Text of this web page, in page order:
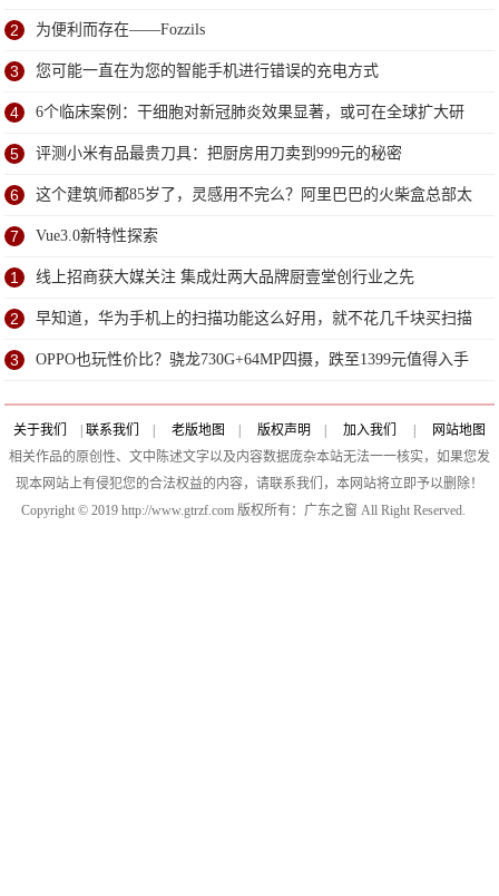
2 为便利而存在——Fozzils
3 您可能一直在为您的智能手机进行错误的充电方式
4 6个临床案例：干细胞对新冠肺炎效果显著，或可在全球扩大研
究
5 评测小米有品最贵刀具：把厨房用刀卖到999元的秘密
6 这个建筑师都85岁了，灵感用不完么？阿里巴巴的火柴盒总部太
赞了
7 Vue3.0新特性探索
1 线上招商获大媒关注 集成灶两大品牌厨壹堂创行业之先
2 早知道，华为手机上的扫描功能这么好用，就不花几千块买扫描
仪了
3 OPPO也玩性价比？骁龙730G+64MP四摄，跌至1399元值得入手
关于我们 联系我们 老版地图 版权声明 加入我们
网站地图
相关作品的原创性、文中陈述文字以及内容数据庞杂本站无法一一核实，如果您发
现本网站上有侵犯您的合法权益的内容，请联系我们，本网站将立即予以删除！
Copyright © 2019 http://www.gtrzf.com 版权所有：广东之窗 All Right Reserved.